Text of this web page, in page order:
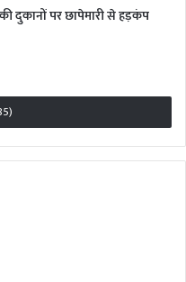
दुकानों पर छापेमारी से हड़कंप